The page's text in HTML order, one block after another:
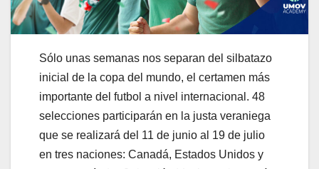
Sólo unas semanas nos separan del silbatazo
inicial de la copa del mundo, el certamen más
importante del futbol a nivel internacional. 48
selecciones participarán en la justa veraniega
que se realizará del 11 de junio al 19 de julio
en tres naciones: Canadá, Estados Unidos y